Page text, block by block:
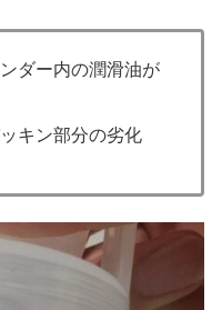
ダー内の潤滑油が
キン部分の劣化